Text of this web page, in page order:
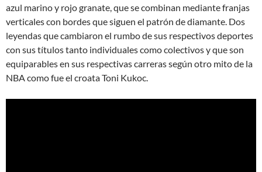
azul marino y rojo granate, que se combinan mediante franjas
verticales con bordes que siguen el patrón de diamante. Dos
leyendas que cambiaron el rumbo de sus respectivos deportes
con sus títulos tanto individuales como colectivos y que son
equiparables en sus respectivas carreras según otro mito de la
NBA como fue el croata Toni Kukoc.